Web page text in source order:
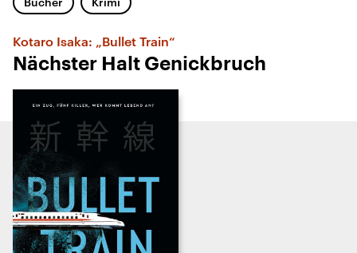
Kotaro Isaka: „Bullet Train“
Nächster Halt Genickbruch